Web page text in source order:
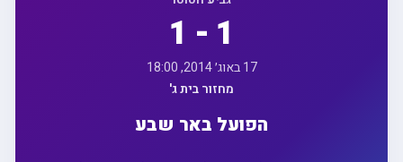
1 - 1
17 באוג׳ 2014, 18:00
מחזור בית ג'
הפועל באר שבע